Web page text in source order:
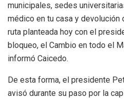
municipales, sedes
médico en tu casa y devolución
ruta planteada hoy con el
bloqueo, el Cambio en todo el
informó Caicedo.
De esta forma, el presidente
avisó durante su paso por la